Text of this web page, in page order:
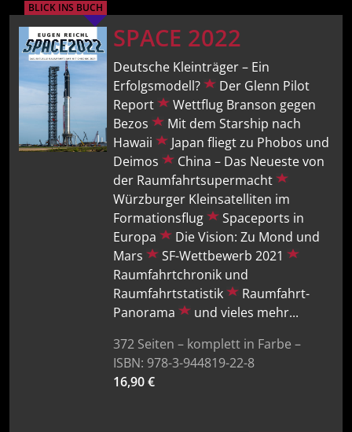
BLICK INS BUCH
SPACE 2022
Deutsche Kleinträger – Ein
Erfolgsmodell?
Der Glenn Pilot
Report
Wettflug Branson gegen
Bezos
Mit dem Starship nach
Hawaii
Japan fliegt zu Phobos und
Deimos
China – Das Neueste von
der Raumfahrtsupermacht
Würzburger Kleinsatelliten im
Formationsflug
Spaceports in
Europa
Die Vision: Zu Mond und
Mars
SF-Wettbewerb 2021
Raumfahrtchronik und
Raumfahrtstatistik
Raumfahrt-
Panorama
und vieles mehr...
372 Seiten – komplett in Farbe –
ISBN: 978-3-944819-22-8
16,90 €